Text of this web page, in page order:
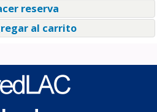
reserva
al carrito